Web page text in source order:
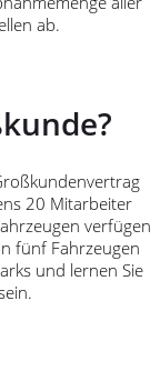
ab.
20 Mitarbeiter
verfügen
fünf Fahrzeugen
und lernen Sie